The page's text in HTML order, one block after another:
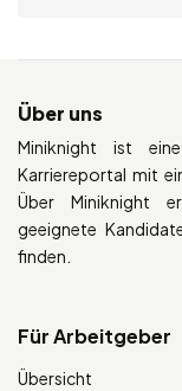
Über uns
Miniknight ist
Karriereportal mit
Über Miniknight
geeignete
finden.
Für Arbeitgeber
Übersicht